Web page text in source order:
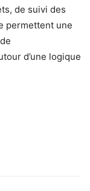
de suivi des
permettent une
d’une logique